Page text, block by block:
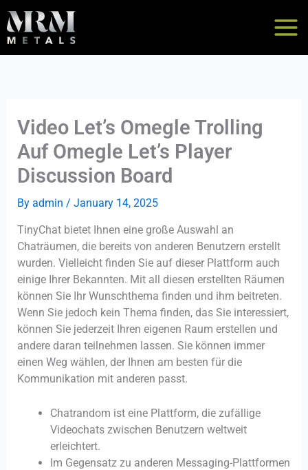
to
content
Video Let’s Omegle Trolling
Auf Omegle Let’s Player
Discussion Board
By admin / January 14, 2025
TinyChat bietet Ihnen eine große Auswahl an
Chaträumen, die bereits von anderen Benutzern erstellt
wurden. Vielleicht finden Sie auf dieser Plattform auch
einige Ihrer Bekannten. Mit all diesen erstellten Räumen
können Sie Ihr Wunschthema finden und ihm beitreten.
Wenn Sie jedoch kein Thema finden, das Sie interessiert,
können Sie jederzeit Ihren eigenen Raum erstellen und
andere daran teilnehmen lassen. Sie können immer
einen Weg wählen, der Ihnen am besten für die
Kommunikation mit anderen passt.
Chatrandom ist eine Plattform, die zufällige
Videochats zwischen Benutzern weltweit
erleichtert.
Im Gegensatz zu anderen Messaging-Plattformen